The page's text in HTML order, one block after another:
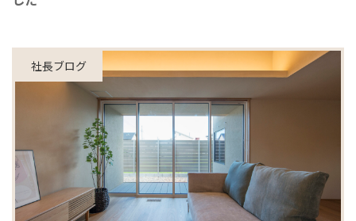
社長ブログ